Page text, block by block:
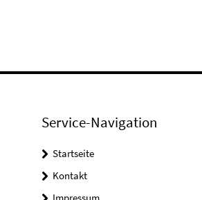
Service-Navigation
Startseite
Kontakt